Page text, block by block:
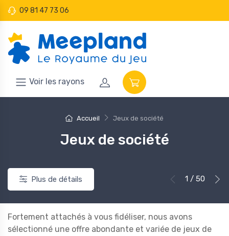
09 81 47 73 06
Voir les rayons
Accueil Jeux de société
Jeux de société
Plus de détails 1 / 50
Fortement attachés à vous fidéliser, nous avons
sélectionné une offre abondante et variée de jeux de